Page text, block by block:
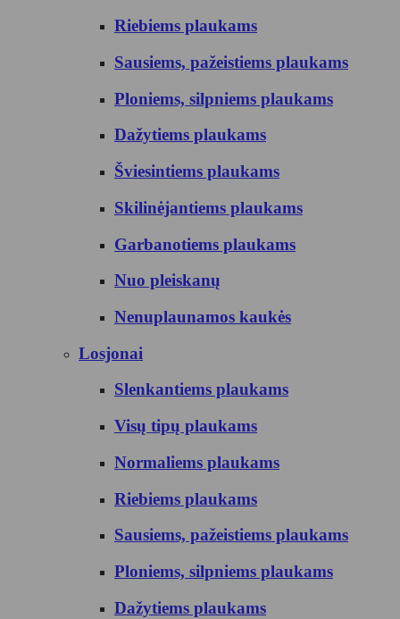
Riebiems plaukams
Sausiems, pažeistiems plaukams
Ploniems, silpniems plaukams
Dažytiems plaukams
Šviesintiems plaukams
Skilinėjantiems plaukams
Garbanotiems plaukams
Nuo pleiskanų
Nenuplaunamos kaukės
Losjonai
Slenkantiems plaukams
Visų tipų plaukams
Normaliems plaukams
Riebiems plaukams
Sausiems, pažeistiems plaukams
Ploniems, silpniems plaukams
Dažytiems plaukams